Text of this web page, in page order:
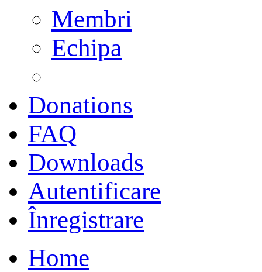
Membri
Echipa
Donations
FAQ
Downloads
Autentificare
Înregistrare
Home